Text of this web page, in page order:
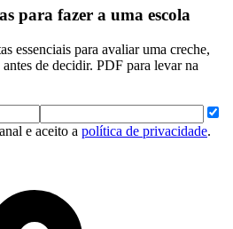
para fazer a uma escola
essenciais para avaliar uma creche,
de decidir. PDF para levar na
e aceito a política de privacidade.